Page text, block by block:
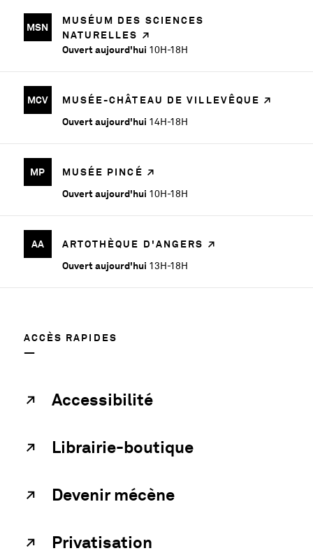
MSN
MUSÉUM DES SCIENCES
NATURELLES
Ouvert aujourd'hui 10H-18H
MCV
MUSÉE-CHÂTEAU DE VILLEVÊQUE
Ouvert aujourd'hui 14H-18H
MP
MUSÉE PINCÉ
Ouvert aujourd'hui 10H-18H
AA
ARTOTHÈQUE D'ANGERS
Ouvert aujourd'hui 13H-18H
ACCÈS RAPIDES
Accessibilité
Librairie-boutique
Devenir mécène
Privatisation